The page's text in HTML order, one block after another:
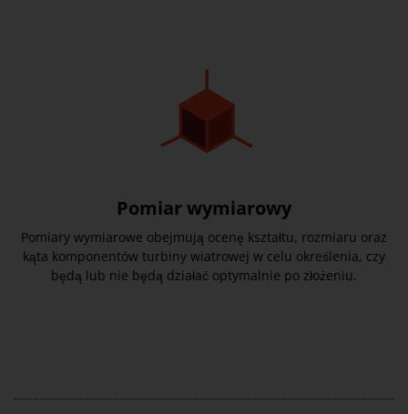
Pomiar wymiarowy
Pomiary wymiarowe obejmują ocenę kształtu, rozmiaru oraz
kąta komponentów turbiny wiatrowej w celu określenia, czy
będą lub nie będą działać optymalnie po złożeniu.